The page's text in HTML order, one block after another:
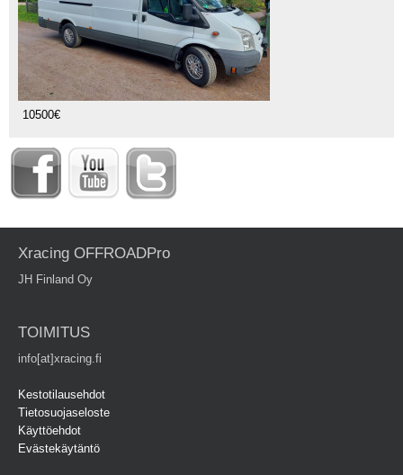
10500€
Xracing OFFROADPro
JH Finland Oy
TOIMITUS
info[at]xracing.fi
Kestotilausehdot
Tietosuojaseloste
Käyttöehdot
Evästekäytäntö